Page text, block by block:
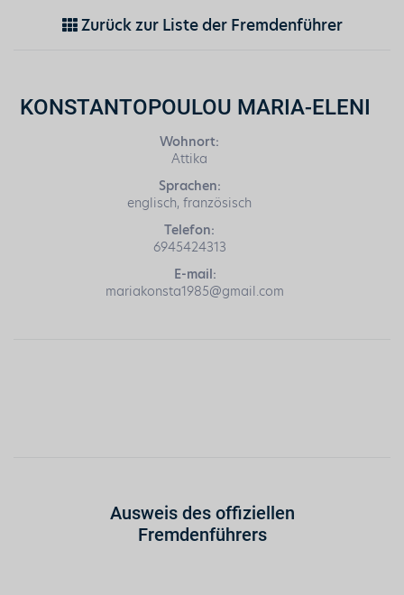
Zurück zur Liste der Fremdenführer
KONSTANTOPOULOU MARIA-ELENI
Wohnort:
Attika
Sprachen:
englisch, französisch
Telefon:
6945424313
E-mail:
mariakonsta1985@gmail.com
Ausweis des offiziellen
Fremdenführers